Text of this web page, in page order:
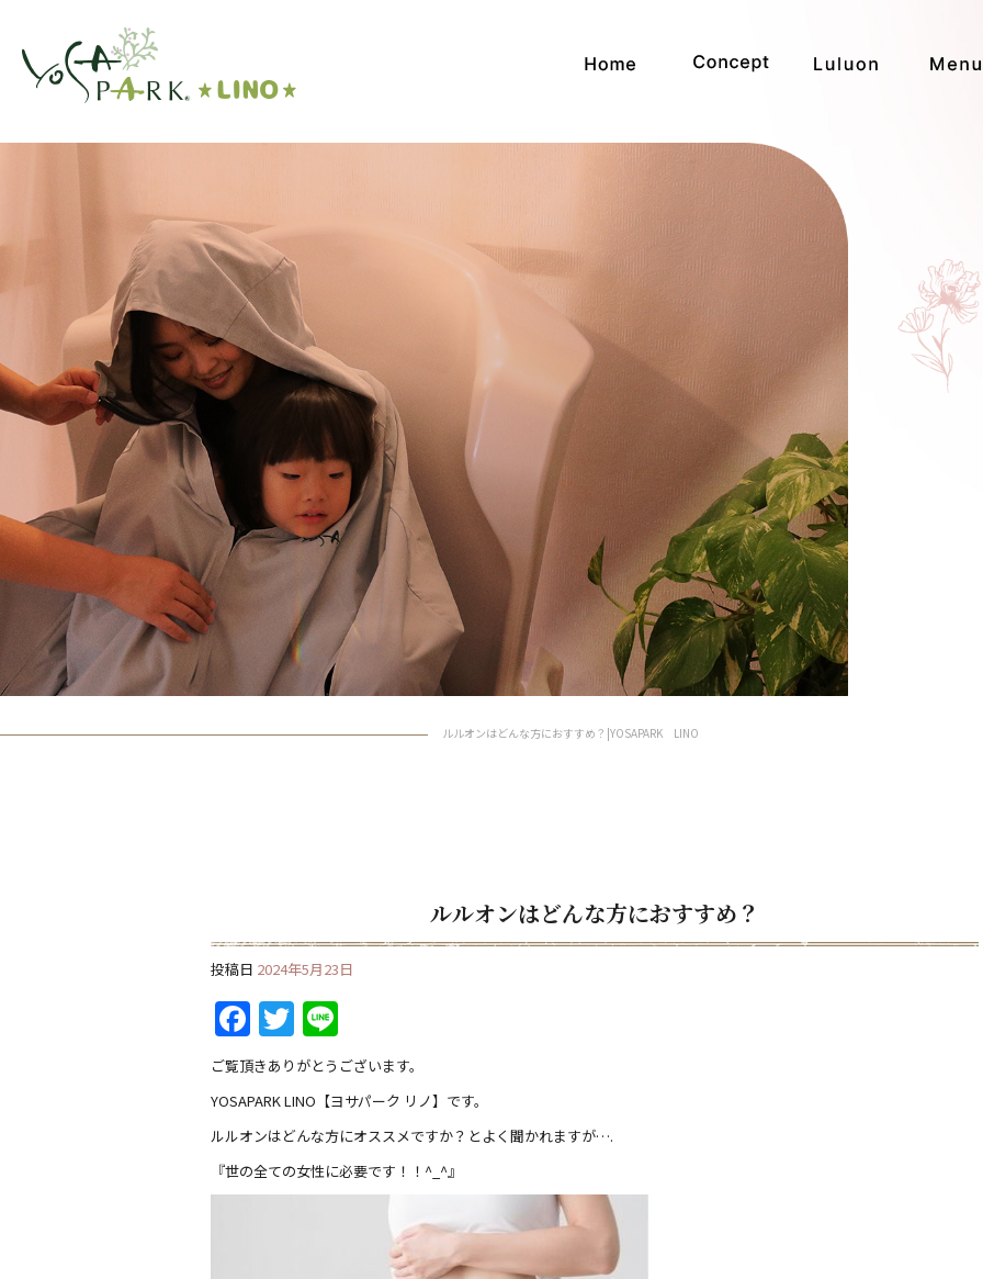
ルルオンはどんな方におすすめ？|YOSAPARK LINO
ルルオンはどんな方におすすめ？
投稿日 2024年5月23日
Facebook
Twitter
ご覧頂きありがとうございます。
YOSAPARK LINO【ヨサパーク リノ】です。
ルルオンはどんな方にオススメですか？とよく聞かれますが….
『世の全ての女性に必要です！！^_^』